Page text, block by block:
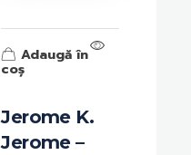
Jerome K.
Jerome –
Adaugă în
coș